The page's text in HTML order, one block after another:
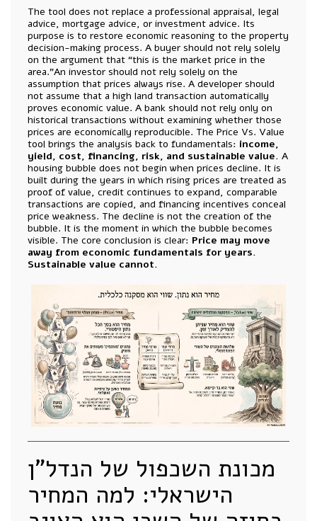
The tool does not replace a professional appraisal, legal
advice, mortgage advice, or investment advice. Its
purpose is to restore economic reasoning to the property
decision-making process. A buyer should not rely solely
on the argument that “this is the market price in the
area.”An investor should not rely solely on the
assumption that prices always rise. A developer should
not assume that a high land transaction automatically
proves economic value. A bank should not rely only on
historical transactions without examining whether those
prices are economically reproducible. The Price Vs. Value
tool brings the analysis back to fundamentals: income,
yield, cost, financing, risk, and sustainable value. A
housing bubble does not begin when prices decline. It is
built during the years in which rising prices are treated as
proof of value, credit continues to expand, comparable
transactions are copied, and financing incentives conceal
price weakness. The decline is not the creation of the
bubble. It is the moment in which the bubble becomes
visible. The core conclusion is clear: Price may move
away from economic fundamentals for years.
Sustainable value cannot.
מכונת השכפול של הנדל"ן
הישראלי: למה המחיר